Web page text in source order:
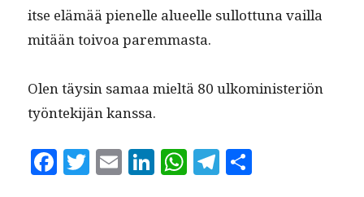
itse elämää pienelle alueelle sul­lot­tuna vail­la
mitään toivoa paremmasta.
Olen täysin samaa mieltä 80 ulko­min­is­ter­iön
työn­tek­i­jän kanssa.
F
T
E
Li W T